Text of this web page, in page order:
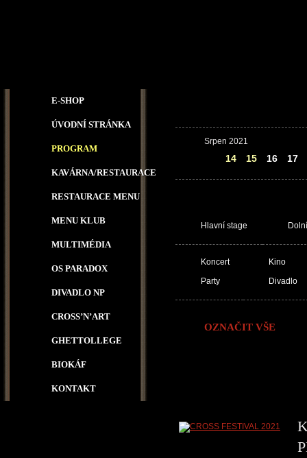
E-SHOP
ÚVODNÍ STRÁNKA
PROGRAM
KAVÁRNA/RESTAURACE
RESTAURACE MENU
MENU KLUB
MULTIMÉDIA
OS PARADOX
DIVADLO NP
CROSS’N’ART
GHETTOLLEGE
BIOKÁF
KONTAKT
Srpen 2021
14 15 16 17
Hlavní stage
Koncert
Party
Kino
Divadlo
OZNAČIT VŠE